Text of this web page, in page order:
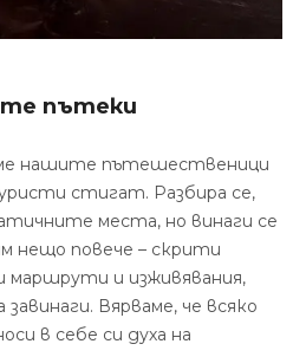
пътеки
нашите пътешественици
стигат. Разбира се,
места, но винаги се
нещо повече – скрити
маршрути и изживявания,
Вярваме, че всяко
в себе си духа на